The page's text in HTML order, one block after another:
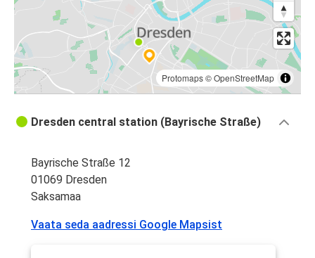
Protomaps©OpenStreetMap
Dresden central station (Bayrische Straße)
Bayrische Straße 12
01069 Dresden
Saksamaa
Vaata seda aadressi Google Mapsist